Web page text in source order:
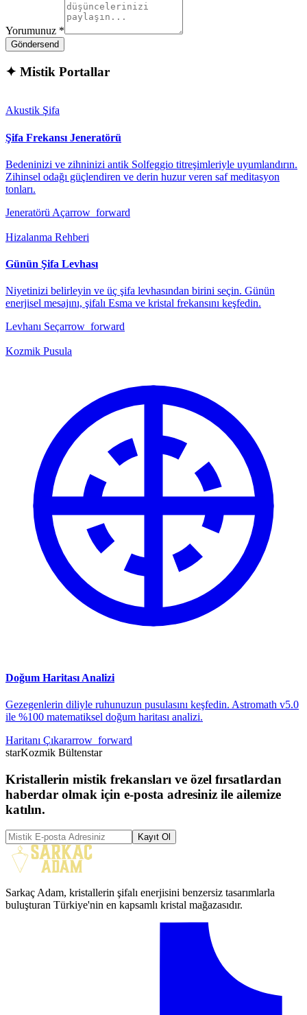
Yorumunuz *
Göndersend
✦ Mistik Portallar
Akustik Şifa
Şifa Frekansı Jeneratörü
Bedeninizi ve zihninizi antik Solfeggio titreşimleriyle uyumlandırın.
Zihinsel odağı güçlendiren ve derin huzur veren saf meditasyon
tonları.
Jeneratörü Açarrow_forward
Hizalanma Rehberi
Günün Şifa Levhası
Niyetinizi belirleyin ve üç şifa levhasından birini seçin. Günün
enerjisel mesajını, şifalı Esma ve kristal frekansını keşfedin.
Levhanı Seçarrow_forward
Kozmik Pusula
Doğum Haritası Analizi
Gezegenlerin diliyle ruhunuzun pusulasını keşfedin. Astromath v5.0
ile %100 matematiksel doğum haritası analizi.
Haritanı Çıkararrow_forward
starKozmik Bültenstar
Kristallerin mistik frekansları ve özel fırsatlardan
haberdar olmak için e-posta adresiniz ile ailemize
katılın.
Kayıt Ol
Sarkaç Adam, kristallerin şifalı enerjisini benzersiz tasarımlarla
buluşturan Türkiye'nin en kapsamlı kristal mağazasıdır.